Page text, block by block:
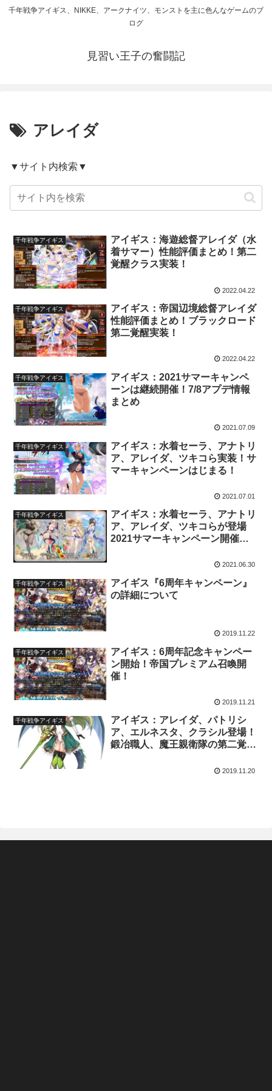
千年戦争アイギス、NIKKE、アークナイツ、モンストを主に色んなゲームのブ
ログ
見習い王子の奮闘記
アレイダ
▼サイト内検索▼
千年戦争アイギス
アイギス：海遊総督アレイダ（水
着サマー）性能評価まとめ！第二
覚醒クラス実装！
2022.04.22
千年戦争アイギス
アイギス：帝国辺境総督アレイダ
性能評価まとめ！ブラックロード
第二覚醒実装！
2022.04.22
千年戦争アイギス
アイギス：2021サマーキャンペ
ーンは継続開催！7/8アプデ情報
まとめ
2021.07.09
千年戦争アイギス
アイギス：水着セーラ、アナトリ
ア、アレイダ、ツキコら実装！サ
マーキャンペーンはじまる！
2021.07.01
千年戦争アイギス
アイギス：水着セーラ、アナトリ
ア、アレイダ、ツキコらが登場
2021サマーキャンペーン開催予
2021.06.30
千年戦争アイギス
アイギス『6周年キャンペーン』
の詳細について
2019.11.22
千年戦争アイギス
アイギス：6周年記念キャンペー
ン開始！帝国プレミアム召喚開
催！
2019.11.21
千年戦争アイギス
アイギス：アレイダ、パトリシ
ア、エルネスタ、クラシル登場！
鍛冶職人、魔王親衛隊の第二覚醒
2019.11.20